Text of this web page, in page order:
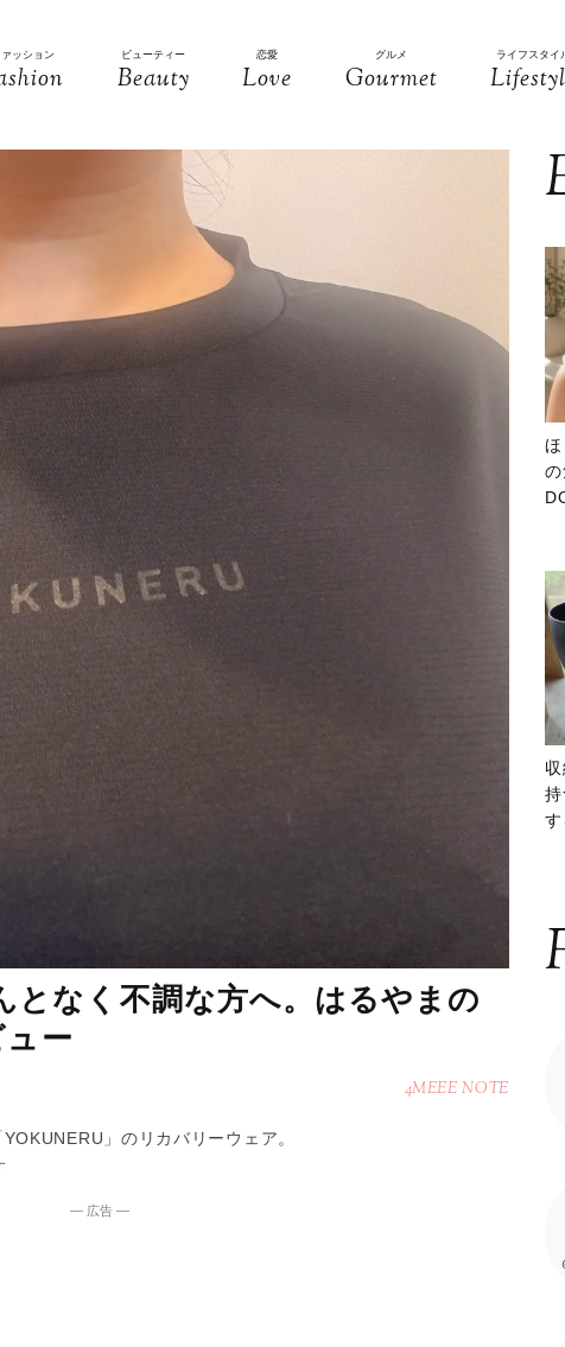
ッション ビューティー
Beauty
恋愛
Love
グルメ
Gourmet
ライフスタイ
となく不調な方へ。はるやまの
ュー
4MEEE NOTE
」のリカバリーウェア。
― 広告 ―
持
す